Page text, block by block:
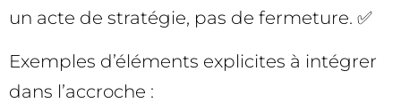
un acte de stratégie, pas de fermeture. ✅
Exemples d’éléments explicites à intégrer
dans l’accroche :